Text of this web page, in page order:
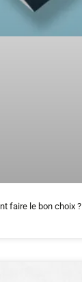
faire le bon choix ?